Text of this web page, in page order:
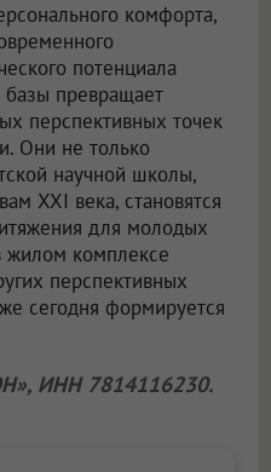
комфорта,
потенциала
превращает
перспективных точек
Они не только
научной школы,
XXI века, становятся
для молодых
жилом комплексе
перспективных
сегодня формируется
ИНН 7814116230.